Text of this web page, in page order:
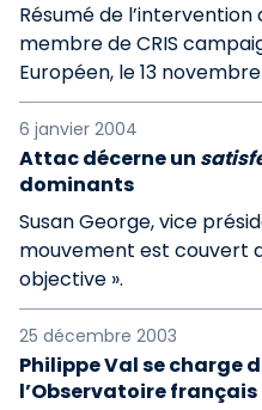
Résumé de l’intervention
membre de CRIS
Européen, le 13
6 janvier 2004
Attac décerne un
dominants
Susan George, vice
mouvement est couvert
objective ».
25 décembre 2003
Philippe Val se charge
l’Observatoire